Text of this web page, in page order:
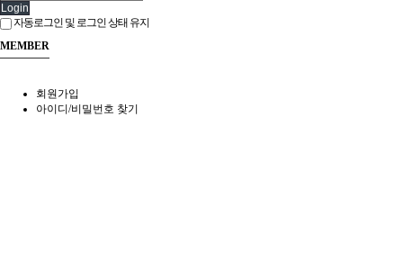
Login
자동로그인 및 로그인 상태 유지
MEMBER
회원가입
아이디/비밀번호 찾기